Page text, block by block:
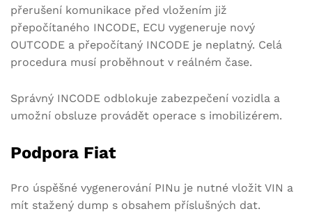
přerušení komunikace před vložením již
přepočítaného INCODE, ECU vygeneruje nový
OUTCODE a přepočítaný INCODE je neplatný. Celá
procedura musí proběhnout v reálném čase.
Správný INCODE odblokuje zabezpečení vozidla a
umožní obsluze provádět operace s imobilizérem.
Podpora Fiat
Pro úspěšné vygenerování PINu je nutné vložit VIN a
mít stažený dump s obsahem příslušných dat.